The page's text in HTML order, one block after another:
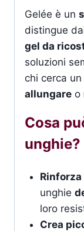
Gelée è un
distingue
gel da
soluzioni
chi cerca
allungare o
Cosa
unghie?
unghie
loro
Crea